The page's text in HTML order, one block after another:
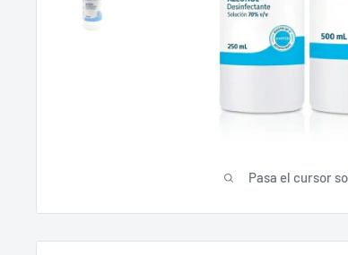
Pasa el cursor